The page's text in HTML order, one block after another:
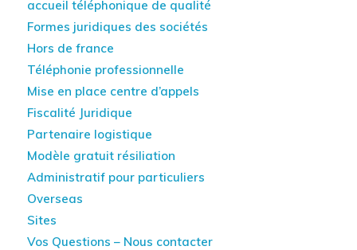
accueil téléphonique de qualité
Formes juridiques des sociétés
Hors de france
Téléphonie professionnelle
Mise en place centre d’appels
Fiscalité Juridique
Partenaire logistique
Modèle gratuit résiliation
Administratif pour particuliers
Overseas
Sites
Vos Questions – Nous contacter